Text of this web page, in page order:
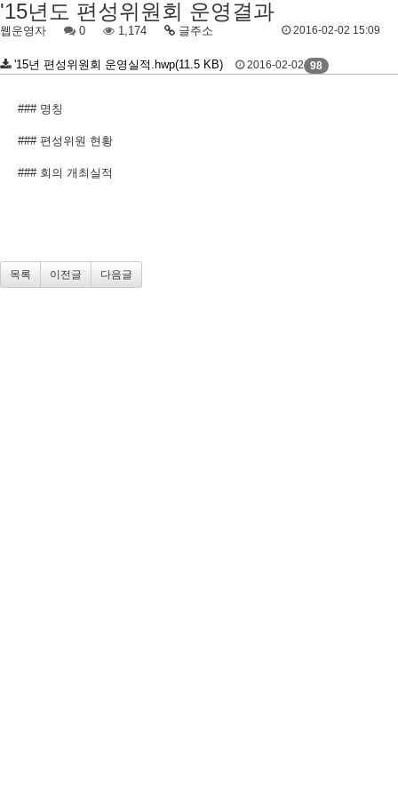
'15년도 편성위원회 운영결과
웹운영자 0 1,174 글주소 2016-02-02 15:09
'15년 편성위원회 운영실적.hwp(11.5 KB) 2016-02-02 98
### 명칭
### 편성위원 현황
### 회의 개최실적
목록 이전글 다음글